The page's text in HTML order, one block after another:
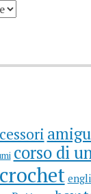
corso di
crochet